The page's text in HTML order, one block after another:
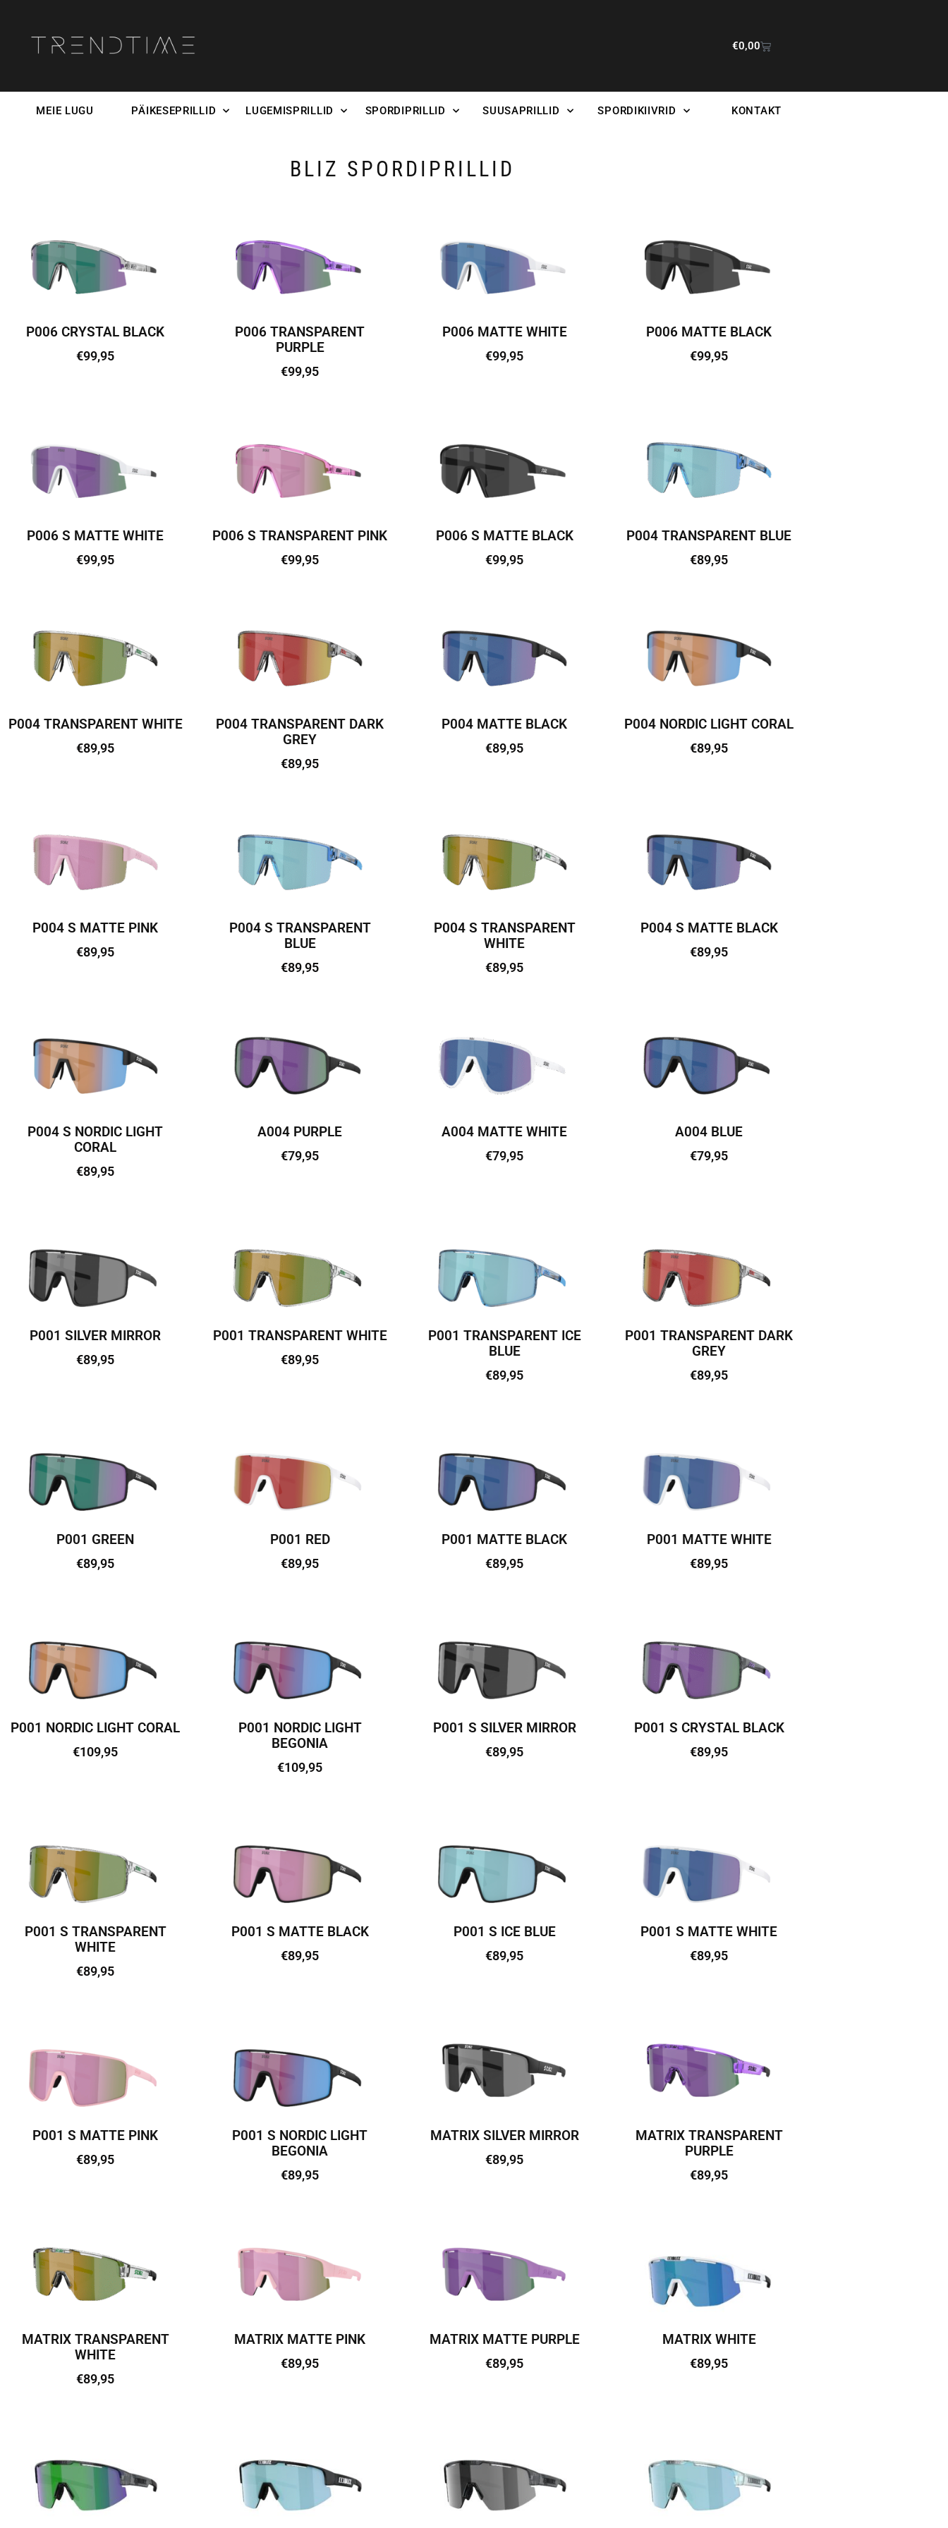
€0,00
MEIE LUGU PÄIKESEPRILLID LUGEMISPRILLID SPORDIPRILLID SUUSAPRILLID SPORDIKIIVRID KONTAKT
BLIZ SPORDIPRILLID
P006 CRYSTAL BLACK
€99,95
P006 TRANSPARENT
PURPLE
€99,95
P006 MATTE WHITE
€99,95
P006 MATTE BLACK
€99,95
P006 S MATTE WHITE
€99,95
P006 S TRANSPARENT PINK
€99,95
P006 S MATTE BLACK
€99,95
P004 TRANSPARENT BLUE
€89,95
P004 TRANSPARENT WHITE
€89,95
P004 TRANSPARENT DARK
GREY
€89,95
P004 MATTE BLACK
€89,95
P004 NORDIC LIGHT CORAL
€89,95
P004 S MATTE PINK
€89,95
P004 S TRANSPARENT
BLUE
€89,95
P004 S TRANSPARENT
WHITE
€89,95
P004 S MATTE BLACK
€89,95
P004 S NORDIC LIGHT
CORAL
€89,95
A004 PURPLE
€79,95
A004 MATTE WHITE
€79,95
A004 BLUE
€79,95
P001 SILVER MIRROR
€89,95
P001 TRANSPARENT WHITE
€89,95
P001 TRANSPARENT ICE
BLUE
€89,95
P001 TRANSPARENT DARK
GREY
€89,95
P001 GREEN
€89,95
P001 RED
€89,95
P001 MATTE BLACK
€89,95
P001 MATTE WHITE
€89,95
P001 NORDIC LIGHT CORAL
€109,95
P001 NORDIC LIGHT
BEGONIA
€109,95
P001 S SILVER MIRROR
€89,95
P001 S CRYSTAL BLACK
€89,95
P001 S TRANSPARENT
WHITE
€89,95
P001 S MATTE BLACK
€89,95
P001 S ICE BLUE
€89,95
P001 S MATTE WHITE
€89,95
P001 S MATTE PINK
€89,95
P001 S NORDIC LIGHT
BEGONIA
€89,95
MATRIX SILVER MIRROR
€89,95
MATRIX TRANSPARENT
PURPLE
€89,95
MATRIX TRANSPARENT
WHITE
€89,95
MATRIX MATTE PINK
€89,95
MATRIX MATTE PURPLE
€89,95
MATRIX WHITE
€89,95